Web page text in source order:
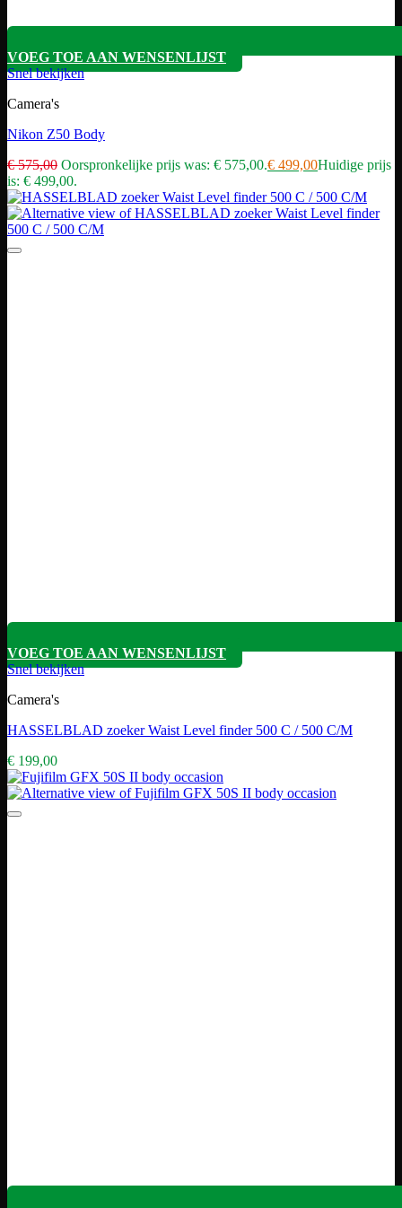
VOEG TOE AAN WENSENLIJST
Snel bekijken
Camera's
Nikon Z50 Body
€575,00 Oorspronkelijke prijs was: € 575,00.€ 499,00Huidige prijs
is: € 499,00.
VOEG TOE AAN WENSENLIJST
Snel bekijken
Camera's
HASSELBLAD zoeker Waist Level finder 500 C / 500 C/M
€ 199,00